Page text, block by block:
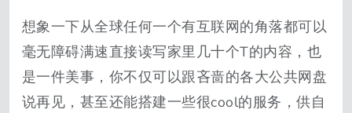
想象一下从全球任何一个有互联网的角落都可以
毫无障碍满速直接读写家里几十个T的内容，也
是一件美事，你不仅可以跟吝啬的各大公共网盘
说再见，甚至还能搭建一些很cool的服务，供自